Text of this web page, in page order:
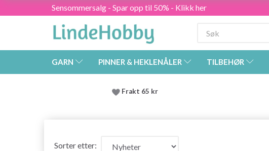
Sensommersalg - Spar opp til 50% - Klikk her
GARN PINNER & HEKLENÅLER TILBEHØR
Frakt 65 kr
Sorter etter: